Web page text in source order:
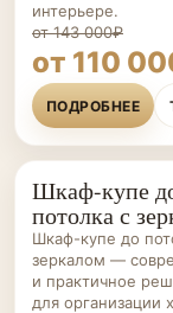
интерьере.
от 143 000₽
от 110
ПОДРОБНЕЕ
ШКАФЫ-
КУПЕ НА
Шкаф-купе
потолка с
Шкаф-купе до
зеркалом —
и практичное
для организации